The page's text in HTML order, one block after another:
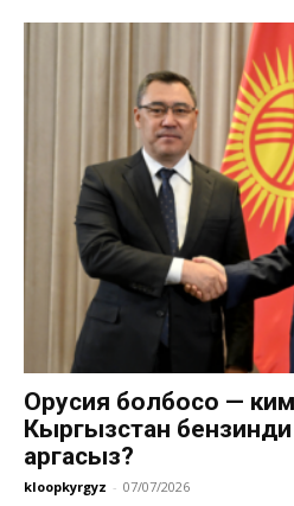
Орусия болбосо —
Кыргызстан бензинди
аргасыз?
kloopkyrgyz - 07/07/2026